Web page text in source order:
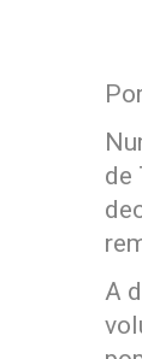
de
A